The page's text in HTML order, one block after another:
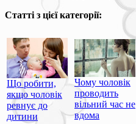
Статті з цієї категорії:
Що робити,
якщо чоловік
ревнує до
дитини
Чому чоловік
проводить
вільний час не
вдома